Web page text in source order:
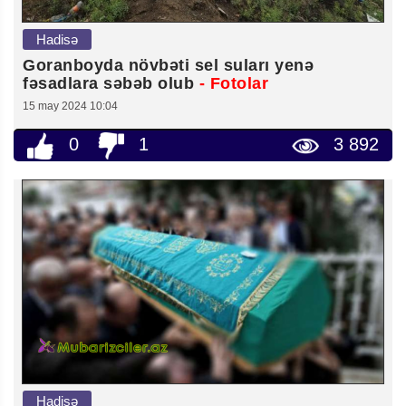
Hadisə
Goranboyda növbəti sel suları yenə
fəsadlara səbəb olub - Fotolar
15 may 2024 10:04
0 1 3 892
Hadisə